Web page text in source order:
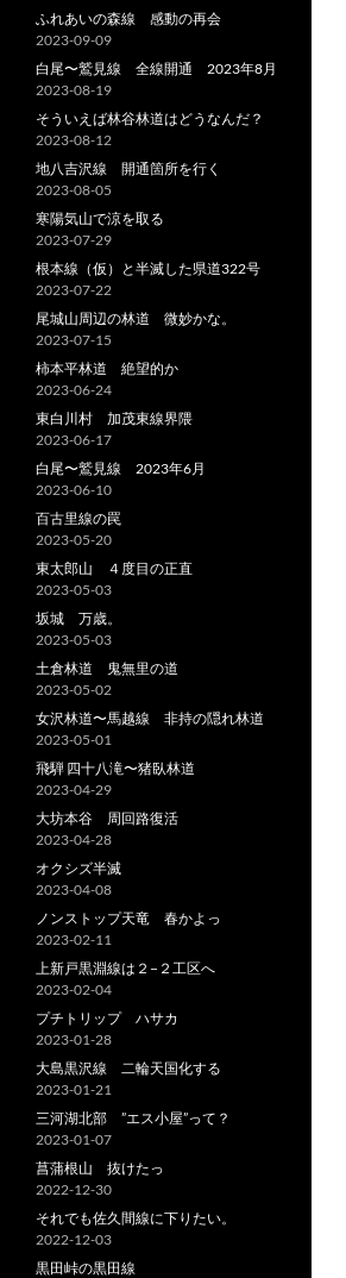
ふれあいの森線 感動の再会
2023-09-09
白尾〜鷲見線 全線開通 2023年8月
2023-08-19
そういえば林谷林道はどうなんだ？
2023-08-12
地八吉沢線 開通箇所を行く
2023-08-05
寒陽気山で涼を取る
2023-07-29
根本線（仮）と半滅した県道322号
2023-07-22
尾城山周辺の林道 微妙かな。
2023-07-15
柿本平林道 絶望的か
2023-06-24
東白川村 加茂東線界隈
2023-06-17
白尾〜鷲見線 2023年6月
2023-06-10
百古里線の罠
2023-05-20
東太郎山 ４度目の正直
2023-05-03
坂城 万歳。
2023-05-03
土倉林道 鬼無里の道
2023-05-02
女沢林道〜馬越線 非持の隠れ林道
2023-05-01
飛騨 四十八滝〜猪臥林道
2023-04-29
大坊本谷 周回路復活
2023-04-28
オクシズ半滅
2023-04-08
ノンストップ天竜 春かよっ
2023-02-11
上新戸黒淵線は２−２工区へ
2023-02-04
プチトリップ ハサカ
2023-01-28
大島黒沢線 二輪天国化する
2023-01-21
三河湖北部 ”エス小屋”って？
2023-01-07
菖蒲根山 抜けたっ
2022-12-30
それでも佐久間線に下りたい。
2022-12-03
黒田峠の黒田線